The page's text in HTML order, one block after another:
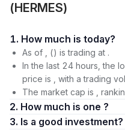
(HERMES)
1. How much is today?
As of , () is trading at .
In the last 24 hours, the
price is , with a trading
The market cap is ,
2. How much is one ?
3. Is a good investment?